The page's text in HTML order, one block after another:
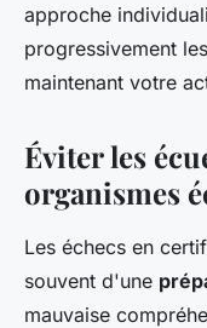
approche
progressivement
maintenant votre
Éviter les
organismes
Les échecs en
souvent d'une
mauvaise